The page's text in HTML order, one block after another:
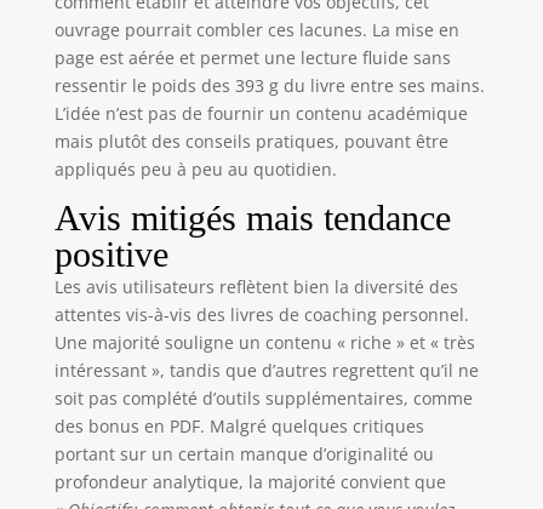
ouvrage pourrait combler ces lacunes. La mise en
page est aérée et permet une lecture fluide sans
ressentir le poids des 393 g du livre entre ses mains.
L’idée n’est pas de fournir un contenu académique
mais plutôt des conseils pratiques, pouvant être
appliqués peu à peu au quotidien.
Avis mitigés mais tendance
positive
Les avis utilisateurs reflètent bien la diversité des
attentes vis-à-vis des livres de coaching personnel.
Une majorité souligne un contenu « riche » et « très
intéressant », tandis que d’autres regrettent qu’il ne
soit pas complété d’outils supplémentaires, comme
des bonus en PDF. Malgré quelques critiques
portant sur un certain manque d’originalité ou
profondeur analytique, la majorité convient que